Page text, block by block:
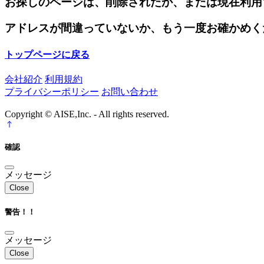
アドレスが間違っていないか、もう一度お確かめ
トップページに戻る
会社紹介 利用規約
プライバシーポリシー お問い合わせ
Copyright © AISE,Inc. - All rights reserved.
確認
メッセージ
Close
警告！！
メッセージ
Close